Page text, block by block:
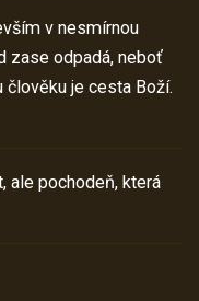
v nesmírnou
zase odpadá, neboť
je cesta Boží.
ale pochodeň, která